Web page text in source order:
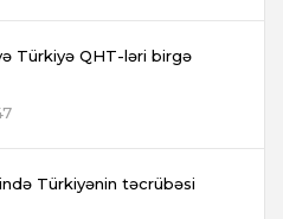
Türkiyə QHT-ləri birgə
Türkiyənin təcrübəsi